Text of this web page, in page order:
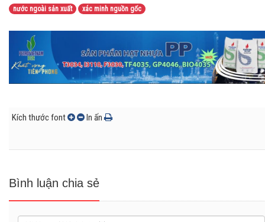
nước ngoài sản xuất
xác minh nguồn gốc
Kích thước font In ấn
Bình luận chia sẻ